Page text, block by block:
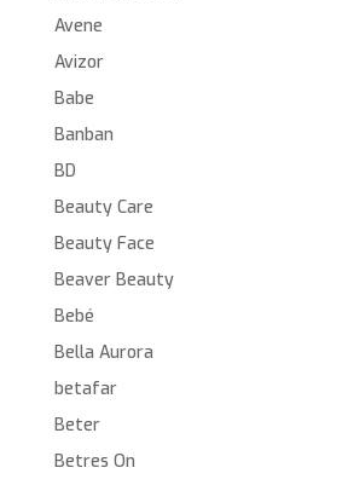
Avene
Avizor
Babe
Banban
BD
Beauty Care
Beauty Face
Beaver Beauty
Bebé
Bella Aurora
betafar
Beter
Betres On